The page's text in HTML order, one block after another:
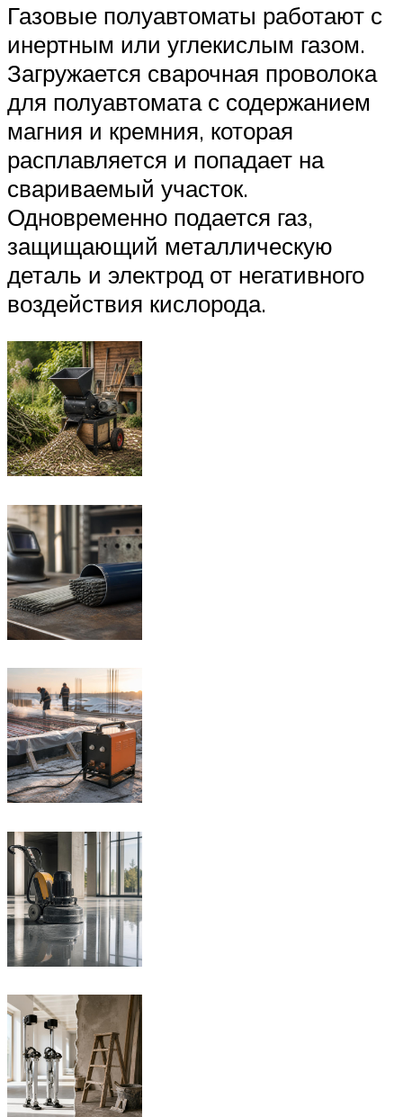
Газовые полуавтоматы работают с
инертным или углекислым газом.
Загружается сварочная проволока
для полуавтомата с содержанием
магния и кремния, которая
расплавляется и попадает на
свариваемый участок.
Одновременно подается газ,
защищающий металлическую
деталь и электрод от негативного
воздействия кислорода.